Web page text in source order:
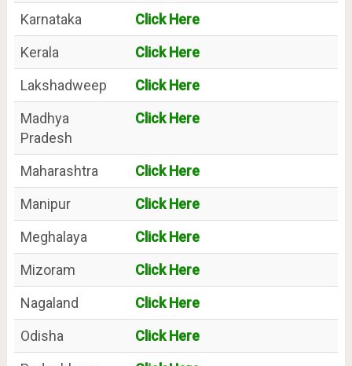
Karnataka
Click Here
Kerala
Click Here
Lakshadweep
Click Here
Madhya
Pradesh
Click Here
Maharashtra
Click Here
Manipur
Click Here
Meghalaya
Click Here
Mizoram
Click Here
Nagaland
Click Here
Odisha
Click Here